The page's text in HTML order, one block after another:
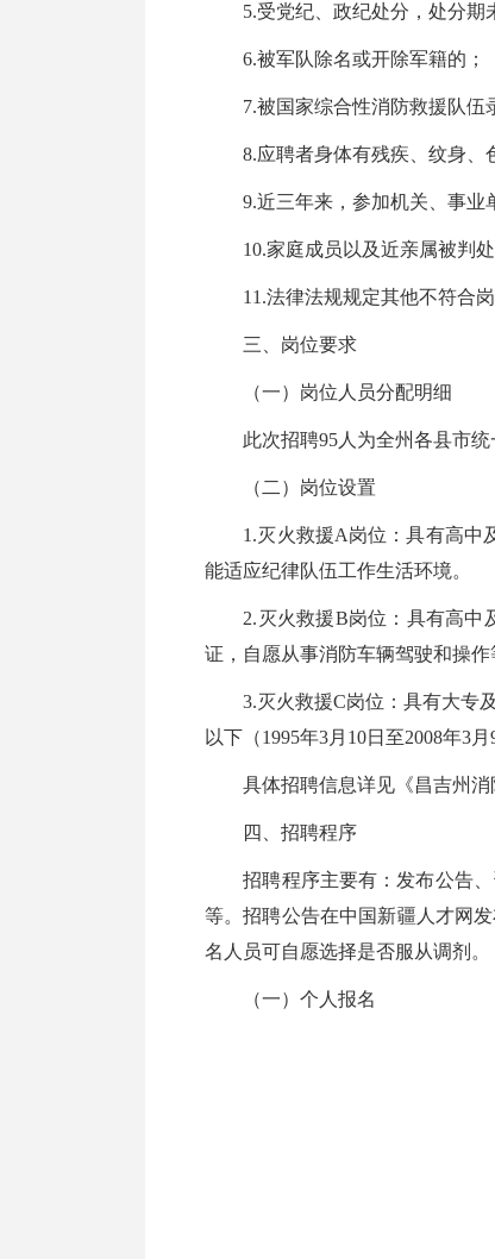
5.受党纪、政纪处分，处分期
6.被军队除名或开除军籍的；
7.被国家综合性消防救援队伍
8.应聘者身体有残疾、纹身、
9.近三年来，参加机关、事业单
10.家庭成员以及近亲属被判处
11.法律法规规定其他不符合岗
三、岗位要求
（一）岗位人员分配明细
此次招聘95人为全州各县市统
（二）岗位设置
1.灭火救援A岗位：具有高中及
能适应纪律队伍工作生活环境。
2.灭火救援B岗位：具有高中及
证，自愿从事消防车辆驾驶和操
3.灭火救援C岗位：具有大专及
以下（1995年3月10日至2008年3
具体招聘信息详见《昌吉州消
四、招聘程序
招聘程序主要有：发布公告、
等。招聘公告在中国新疆人才网
名人员可自愿选择是否服从调剂。
（一）个人报名